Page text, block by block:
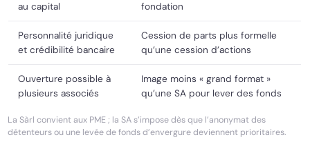
au capital
fondation
Personnalité juridique
et crédibilité bancaire
Cession de parts plus formelle
qu’une cession d’actions
Ouverture possible à
plusieurs associés
Image moins « grand format »
qu’une SA pour lever des fonds
La Sàrl convient aux PME ; la SA s’impose dès que l’anonymat des
détenteurs ou une levée de fonds d’envergure deviennent prioritaires.